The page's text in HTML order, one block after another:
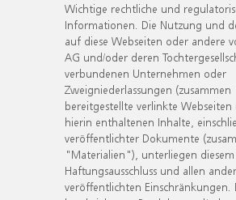
Wichtige rechtliche und
Informationen. Die Nutzung und
auf diese Webseiten oder andere
AG und/oder deren
verbundenen Unternehmen oder
Zweigniederlassungen (zusammen
bereitgestellte verlinkte Webseiten
hierin enthaltenen Inhalte,
veröffentlichter Dokumente
"Materialien"), unterliegen diesem
Haftungsausschluss und allen
veröffentlichten Einschränkungen.